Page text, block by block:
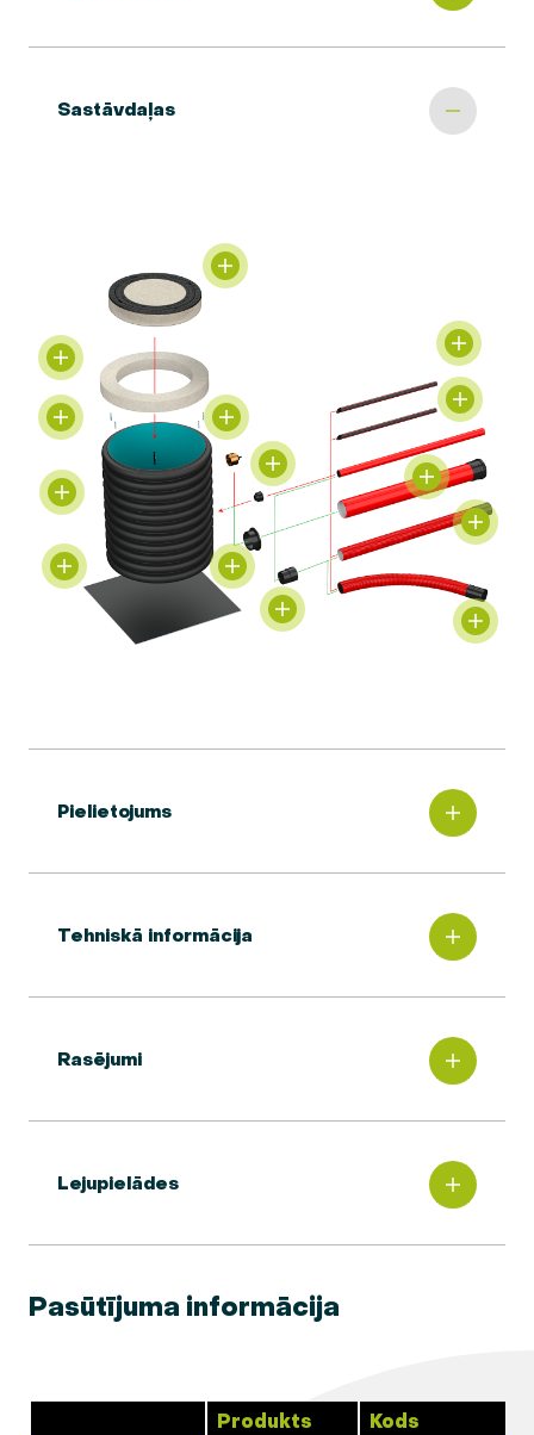
Sastāvdaļas
Pielietojums
Tehniskā informācija
Rasējumi
Lejupielādes
Pasūtījuma informācija
Produkts Kods